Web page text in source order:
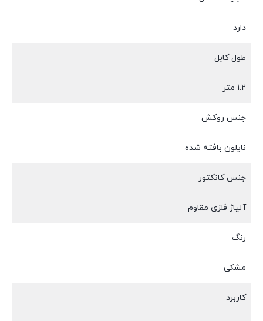
دارد
طول کابل
1.2 متر
جنس روکش
نایلون بافته شده
جنس کانکتور
آلیاژ فلزی مقاوم
رنگ
مشکی
کاربرد